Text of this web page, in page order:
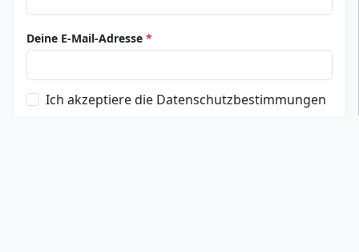
Deine E-Mail-Adresse *
Ich akzeptiere die Datenschutzbestimmungen